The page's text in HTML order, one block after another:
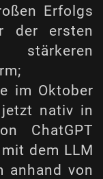
Erfolgs
der ersten
im Oktober
nativ in
ChatGPT
dem LLM
anhand von